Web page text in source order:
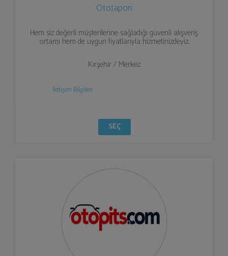
OtoJapon
Hem siz değerli müşterilerine sağladığı güvenli alışveriş
ortamı hem de uygun fiyatlarıyla hizmetinizdeyiz.
Kırşehir / Merkez
İletişim Bilgileri
SEÇ